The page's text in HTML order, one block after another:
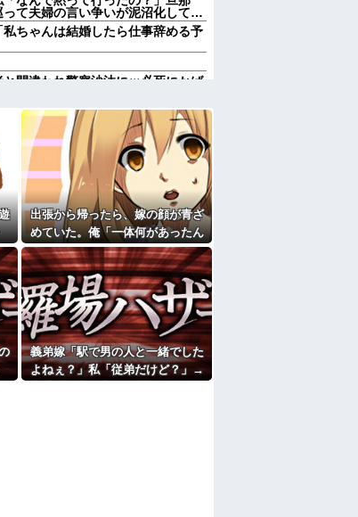
て夫婦の言い争いが泥沼化して…
ちゃんは結婚したら仕事辞める予
間違われ警察沙汰にｗ必死にかば
婚。「お祝いに行こう！」と結婚式
)にブチギレた俺。……帰ったら離
んやろ…」と思うコンテンツ
像・最高な画像」貼っていけｗｗ
「実の子じゃない！」と訴えた結
んだのかチョビッと漏れるように
ないのに…
出て現在養護施設で暮らしていま
出張から帰ったら、嫁の顔が青ざ
めていた。俺「一体何があったん
だ？」嫁「…」→子供たちに話を
聞くと…
義弟嫁「駅で男の人と一緒でした
よねぇ？」私「従弟だけど？」→